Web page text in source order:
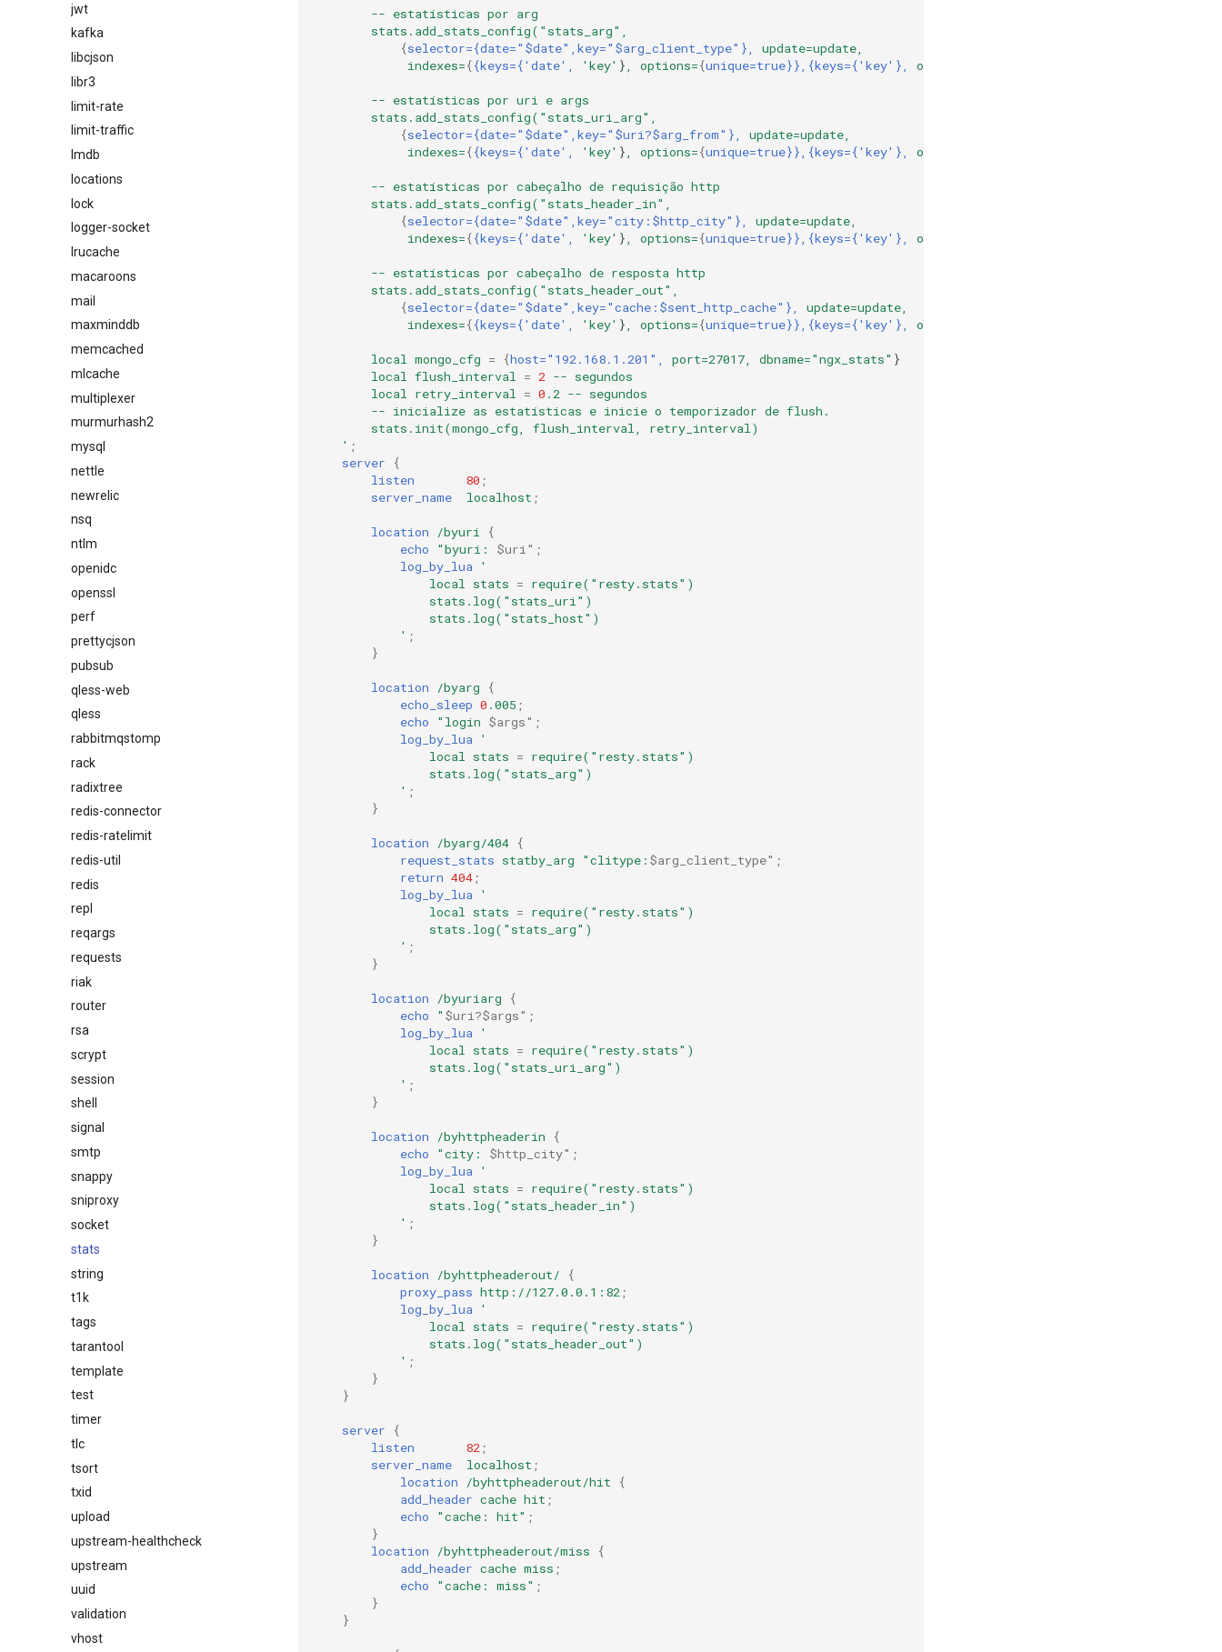
jwt
kafka
libcjson
libr3
limit-rate
limit-traffic
lmdb
locations
lock
logger-socket
lrucache
macaroons
mail
maxminddb
memcached
mlcache
multiplexer
murmurhash2
mysql
nettle
newrelic
nsq
ntlm
openidc
openssl
perf
prettycjson
pubsub
qless-web
qless
rabbitmqstomp
rack
radixtree
redis-connector
redis-ratelimit
redis-util
redis
repl
reqargs
requests
riak
router
rsa
scrypt
session
shell
signal
smtp
snappy
sniproxy
socket
stats
string
t1k
tags
tarantool
template
test
timer
tlc
tsort
txid
upload
upstream-healthcheck
upstream
uuid
validation
vhost
-- estatísticas por arg
stats.add_stats_config("stats_arg",
{selector={date="$date",key="$arg_client_type"},
update=update,
indexes={{keys={'date', 'key' } options={unique=true}},{keys={'key'}, options=
-- estatísticas por uri e args
stats.add_stats_config("stats_uri_arg",
{selector={date="$date",key="$uri?$arg_from"},
update=update,
indexes={{keys={'date', 'key' } options={unique=true}},{keys={'key'}, options=
-- estatísticas por cabeçalho de requisição http
stats.add_stats_config("stats_header_in",
{selector={date="$date",key="city:$http_city"},
update=update,
indexes={{keys={'date', 'key' } options={unique=true}},{keys={'key'}, options=
-- estatísticas por cabeçalho de resposta http
stats.add_stats_config("stats_header_out",
{selector={date="$date",key="cache:$sent_http_cache"},
update=update,
indexes={{keys={'date', 'key' } options={unique=true}},{keys={'key'}, options=
local mongo_cfg = {host="192.168.1.201", port=27017, dbname="ngx_stats" }
local
flush_interval = 2 -- segundos
local
retry_interval = 0 .2 -- segundos
-- inicialize as estatísticas e inicie o temporizador de flush.
stats.init(mongo_cfg,
flush_interval,
retry_interval)
' ;
server
{
listen
80 ;
server_name
localhost ;
location /byuri
{
echo
"byuri: $uri" ;
log_by_lua
'
local
stats = require("resty.stats")
stats.log("stats_uri")
stats.log("stats_host")
' ;
}
location /byarg
{
echo_sleep 0 .005 ;
echo
"login $args" ;
log_by_lua
'
local
stats = require("resty.stats")
stats.log("stats_arg")
' ;
}
location /byarg/404 {
request_stats statby_arg "clitype: $arg_client_type" ;
return 404 ;
log_by_lua
'
local
stats = require("resty.stats")
stats.log("stats_arg")
' ;
}
location /byuriarg
{
echo
" $uri?$args" ;
log_by_lua
'
local
stats = require("resty.stats")
stats.log("stats_uri_arg")
' ;
}
location /byhttpheaderin
{
echo
"city: $http_city" ;
log_by_lua
'
local
stats = require("resty.stats")
stats.log("stats_header_in")
' ;
}
location /byhttpheaderout/
{
proxy_pass http://127.0.0.1:82 ;
log_by_lua
'
local
stats = require("resty.stats")
stats.log("stats_header_out")
' ;
}
}
server
{
listen
82 ;
server_name
localhost ;
location
/byhttpheaderout/hit
{
add_header cache hit ;
echo
"cache: hit" ;
}
location
/byhttpheaderout/miss
{
add_header cache miss ;
echo
"cache: miss" ;
}
}